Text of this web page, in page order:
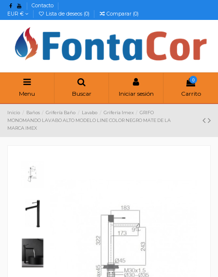
Contacto
EUR €
Lista de deseos (0) Comparar (0)
Menu Buscar Iniciar sesión
0
Carrito
Inicio Baños Grifería Baño Lavabo Griferia Imex
GRIFO
MONOMANDO LAVABO ALTO MODELO LINE COLOR NEGRO MATE DE LA
MARCA IMEX